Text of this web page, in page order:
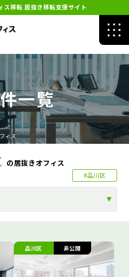
ス移転 居抜き移転支援サイト
一覧
ィス
の居抜きオフィス
#品川区
品川区 非公開